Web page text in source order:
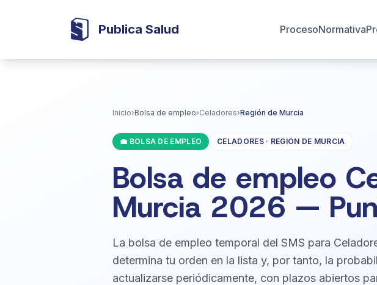
Publica Salud ProcesoNormativa
Inicio›Bolsa de empleo›Celadores›Región de Murcia
💼 BOLSA DE EMPLEO CELADORES · REGIÓN DE MURCIA
Bolsa de empleo
Murcia 2026 —
La bolsa de empleo temporal del SMS para
determina tu orden en la lista y, por tanto, la
actualizarse periódicamente, con plazos abiertos